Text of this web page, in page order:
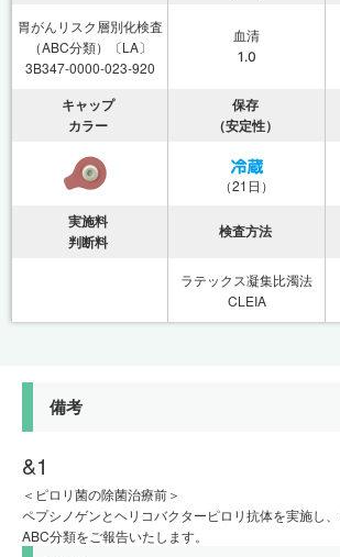
胃がんリスク層別化検査
（ABC分類）〔LA〕
3B347-0000-023-920
血清
1.0
キャップ
カラー
保存
（安定性）
（21日）
実施料
判断料
検査方法
ラテックス凝集比濁法
CLEIA
備考
&1
＜ピロリ菌の除菌治療前＞
ペプシノゲンとヘリコバクターピロリ抗体を実施し
ABC分類をご報告いたします。